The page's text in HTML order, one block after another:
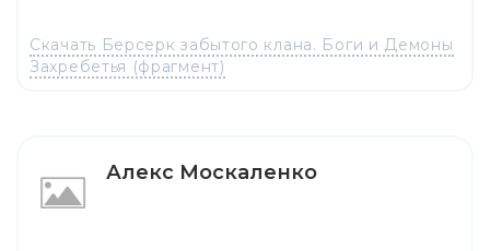
Скачать Берсерк забытого клана. Боги и Демоны
Захребетья (фрагмент)
Алекс Москаленко